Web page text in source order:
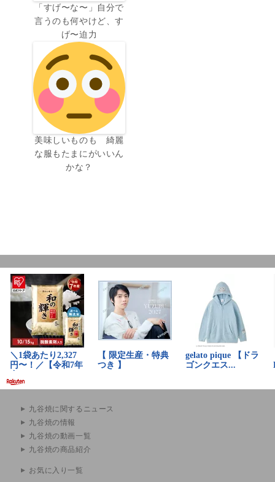
「すげ〜な〜」自分で
言うのも何やけど、す
げ〜迫力
美味しいものも 綺麗
な服もたまにがいいん
かな？
九谷焼に関するニュース
九谷焼の情報
九谷焼の動画一覧
九谷焼の商品紹介
お気に入り一覧